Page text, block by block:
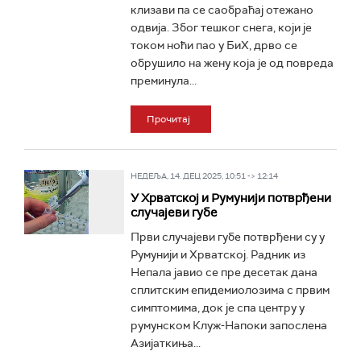
клизави па се саобраћај отежано
одвија. Због тешког снега, који је
током ноћи пао у БиХ, дрво се
обрушило на жену која је од повреда
преминула...
Прочитај
НЕДЕЉА, 14. ДЕЦ 2025, 10:51 -> 12:14
У Хрватској и Румунији потврђени
случајеви губе
Први случајеви губе потврђени су у
Румунији и Хрватској. Радник из
Непала јавио се пре десетак дана
сплитским епидемиолозима с првим
симптомима, док је спа центру у
румунском Клуж-Напоки запослена
Азијаткиња...